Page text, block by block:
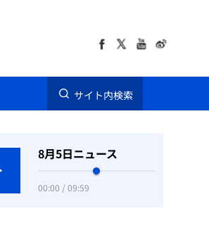
サイト内検索
8月5日ニュース
00:00 / 09:59